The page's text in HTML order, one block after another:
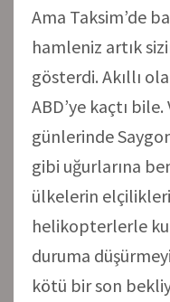
Ama Taksim’de
hamleniz artık
gösterdi. Akıllı
ABD’ye kaçtı
günlerinde
gibi uğurlarına
ülkelerin
helikopterlerle
duruma
kötü bir son